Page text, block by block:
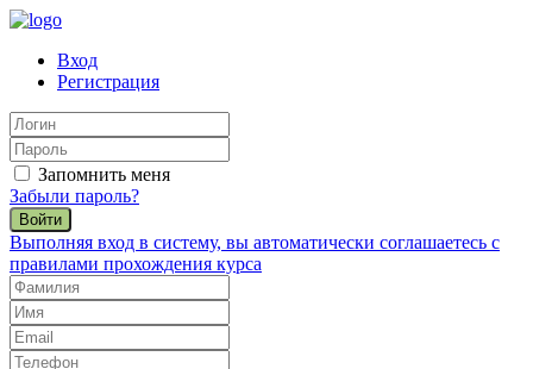
Вход
Регистрация
Запомнить меня
Забыли пароль?
Войти
Выполняя вход в систему, вы автоматически соглашаетесь с
правилами прохождения курса